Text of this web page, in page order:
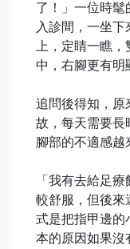
了！」一位時髦
入診間，一坐
上，定睛一瞧，
中，右腳更有明
追問後得知，原
故，每天需要長
腳部的不適感越
「我有去給足
較舒服，但後來
式是把指甲邊的
本的原因如果沒